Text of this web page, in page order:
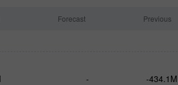
Forecast Previous
- -434.1M